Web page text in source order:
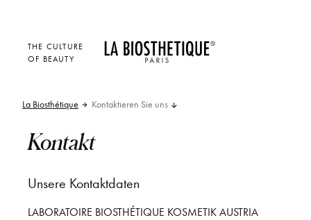
THE CULTURE
OF BEAUTY
La Biosthétique Kontaktieren Sie uns
Kontakt
Unsere Kontaktdaten
LABORATOIRE BIOSTHÉTIQUE KOSMETIK AUSTRIA